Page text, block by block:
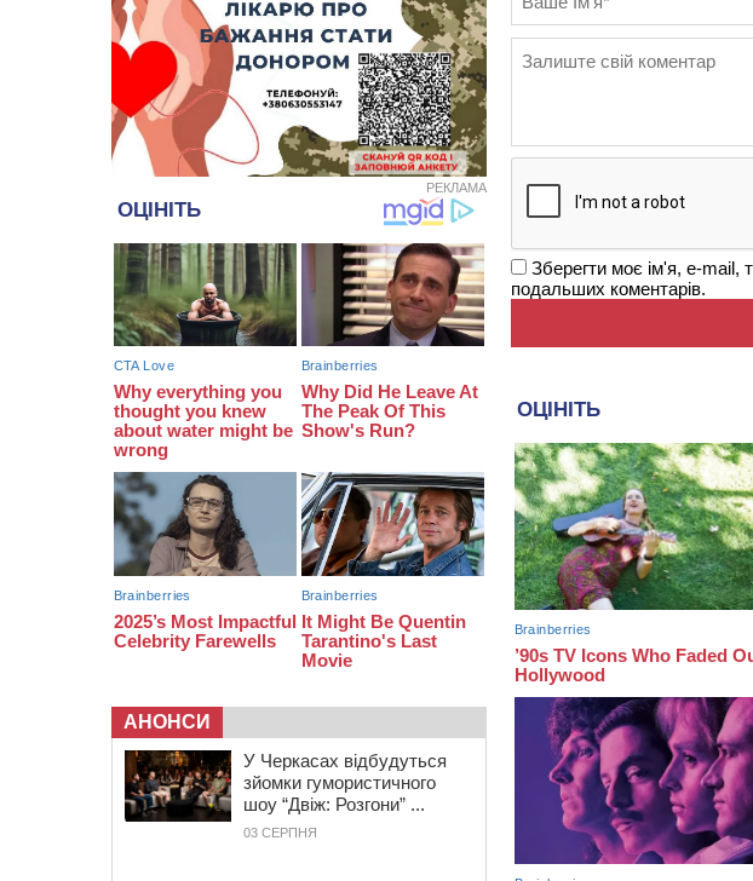
Зберегти моє ім'я, e-mail,
подальших коментарів.
обмежать рух транспорту на трьох
вулицях
10:54
На Черкащині кількість укриттів
збільшилась уп’ятеро з початку
повномасштабної війни
10:15
У Черкасах водій Audi Q5
спричинив аварію, не пропустивши
09:42
“Черкасиводоканал” пропонує
підвищити тарифи на воду та
водовідведення з 2027 року
09:08 Встановити гойдалки, карусель і
закупити іграшки: у Черкасах
08:22
“На щиті” у Чорнобаївську
громаду повертається полеглий
РЕКЛАМА
АНОНСИ
У Черкасах відбудуться
зйомки гумористичного
шоу “Двіж: Розгони” ...
03 СЕРПНЯ